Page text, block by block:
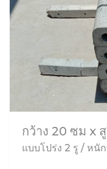
กว้าง 20 ซม x
แบบโปร่ง 2 รู / หนั